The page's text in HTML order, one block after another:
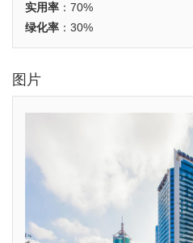
实用率 ：70%
绿化率 ：30%
图片